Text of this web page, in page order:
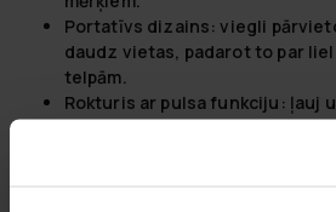
Portatīvs dizains: viegli
daudz vietas, padarot to par
telpām.
Rokturis ar pulsa funkciju: ļauj
sirdsdarbības ātrumu treniņa